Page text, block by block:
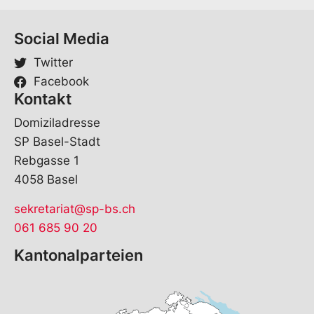
Social Media
Twitter
Facebook
Kontakt
Domiziladresse
SP Basel-Stadt
Rebgasse 1
4058 Basel
sekretariat@sp-bs.ch
061 685 90 20
Kantonalparteien